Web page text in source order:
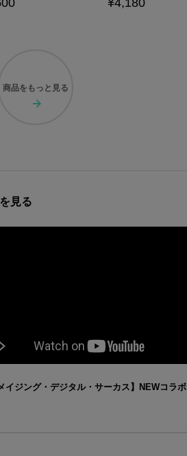
¥4,180
商品を もっと見る
見る
イジング・デジタル・サーカス】NEWコラボ